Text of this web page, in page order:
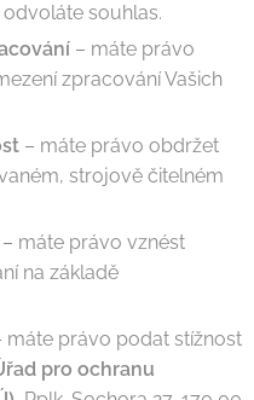
souhlas.
– máte právo
zpracování Vašich
– máte právo obdržet
strojově čitelném
– máte právo vznést
na základě
máte právo podat stížnost
pro ochranu